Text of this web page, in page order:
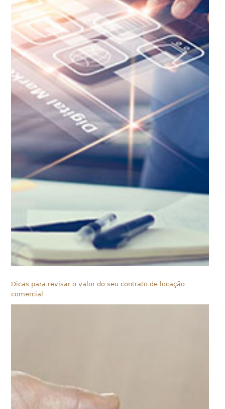
Dicas para revisar o valor do seu contrato de locação
comercial